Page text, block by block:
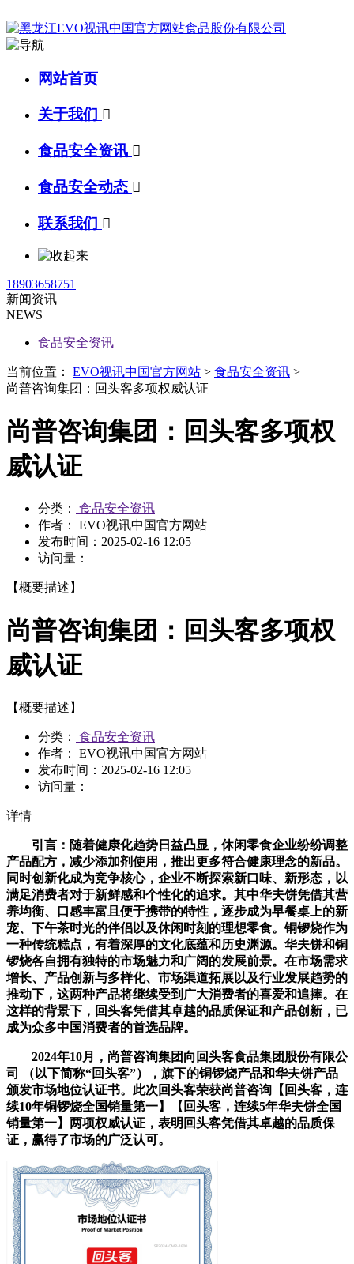
网站首页
关于我们 
食品安全资讯 
食品安全动态 
联系我们 
18903658751
新闻资讯
NEWS
食品安全资讯
当前位置： EVO视讯中国官方网站 > 食品安全资讯 >
尚普咨询集团：回头客多项权威认证
尚普咨询集团：回头客多项权
威认证
分类：
食品安全资讯
作者： EVO视讯中国官方网站
发布时间： 2025-02-16 12:05
访问量：
【概要描述】
尚普咨询集团：回头客多项权
威认证
【概要描述】
分类：
食品安全资讯
作者： EVO视讯中国官方网站
发布时间： 2025-02-16 12:05
访问量：
详情
引言：随着健康化趋势日益凸显，休闲零食企业纷纷调整
产品配方，减少添加剂使用，推出更多符合健康理念的新品。
同时创新化成为竞争核心，企业不断探索新口味、新形态，以
满足消费者对于新鲜感和个性化的追求。其中华夫饼凭借其营
养均衡、口感丰富且便于携带的特性，逐步成为早餐桌上的新
宠、下午茶时光的伴侣以及休闲时刻的理想零食。铜锣烧作为
一种传统糕点，有着深厚的文化底蕴和历史渊源。华夫饼和铜
锣烧各自拥有独特的市场魅力和广阔的发展前景。在市场需求
增长、产品创新与多样化、市场渠道拓展以及行业发展趋势的
推动下，这两种产品将继续受到广大消费者的喜爱和追捧。在
这样的背景下，回头客凭借其卓越的品质保证和产品创新，已
成为众多中国消费者的首选品牌。
2024年10月，尚普咨询集团向回头客食品集团股份有限公
司 （以下简称“回头客”），旗下的铜锣烧产品和华夫饼产品
颁发市场地位认证书。此次回头客荣获尚普咨询【回头客，连
续10年铜锣烧全国销量第一】【回头客，连续5年华夫饼全国
销量第一】两项权威认证，表明回头客凭借其卓越的品质保
证，赢得了市场的广泛认可。